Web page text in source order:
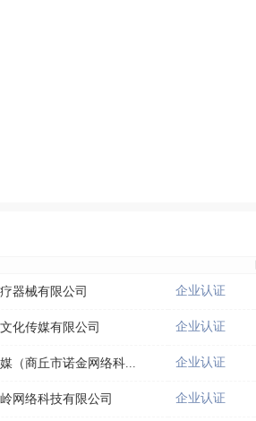
器械有限公司 企业认证
化传媒有限公司 企业认证
（商丘市诺金网络科... 企业认证
网络科技有限公司 企业认证